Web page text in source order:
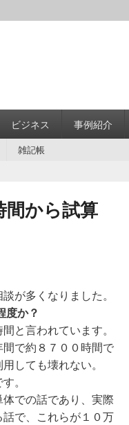
ビジネス 事例紹介
雑記帳
間から試算
が多くなりました。
度か？
と言われています。
で約８７００時間で
しても壊れない。
。
での話であり、実際
で、これらが１０万